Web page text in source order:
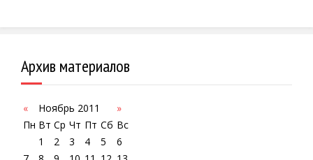
Архив материалов
« Ноябрь 2011
»
Пн Вт Ср Чт Пт Сб Вс
1
2 3 4 5
6